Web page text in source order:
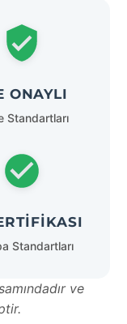
ONAYLI
Standartları
Standartları
ve